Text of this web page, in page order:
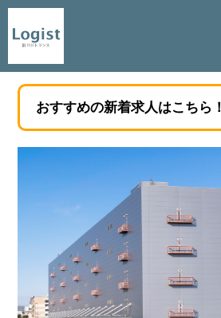
おすすめの新着求人はこちら！